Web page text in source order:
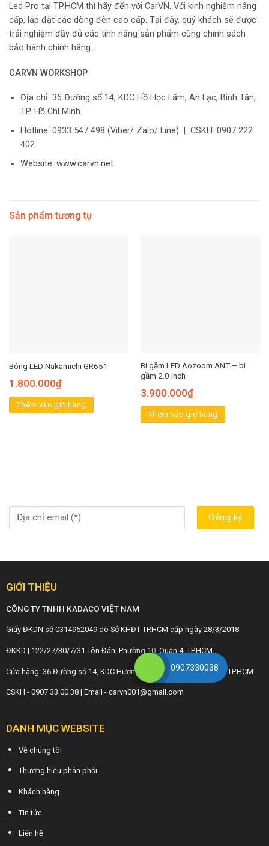
Led Pro tại TP.HCM thì hãy đến với CarVN. Với kinh nghiệm nâng
cấp, lắp đặt các dòng đèn cao cấp. Tại đây, quý khách sẽ được
trải nghiệm đầy đủ các tính năng sản phẩm cùng chính sách
bảo hành chính hãng.
CARVN WORKSHOP
Địa chỉ: 36 Đường số 14, KDC Hồ Học Lãm, An Lạc, Bình Tân,
TP. Hồ Chí Minh.
Hotline: 0933 547 498 (Viber/ Zalo/ Line) | CSKH: 0907 222
402
Website: www.carvn.net
Sản phẩm tương tự
Bóng LED Nakamichi GR651
1.800.000₫
Thêm vào giỏ hàng
Bi gầm LED Aozoom ANT – bi
gầm 2.0 inch
3.900.000₫
Thêm vào giỏ hàng
GIỚI THIỆU
CÔNG TY TNHH KADACO VIỆT NAM
Giấy ĐKDN số 0314952049 do Sở KHĐT TP.HCM cấp ngày 28/3/2018
ĐKKD | 122/27/30/7/31 Tôn Đản, Phường 10, Quận 4, TP.HCM
Cửa hàng: 36 Đường số 14, KDC Hương lộ 5, P. An Lạc (Bình Tân), TP.HCM
CSKH - 0907 33 00 38 | Email - carvn001@gmail.com
DANH MỤC WEBSITE
Về chúng tôi
Thương hiệu phân phối
Khách hàng
Tin tức
Liên hệ
0907330038